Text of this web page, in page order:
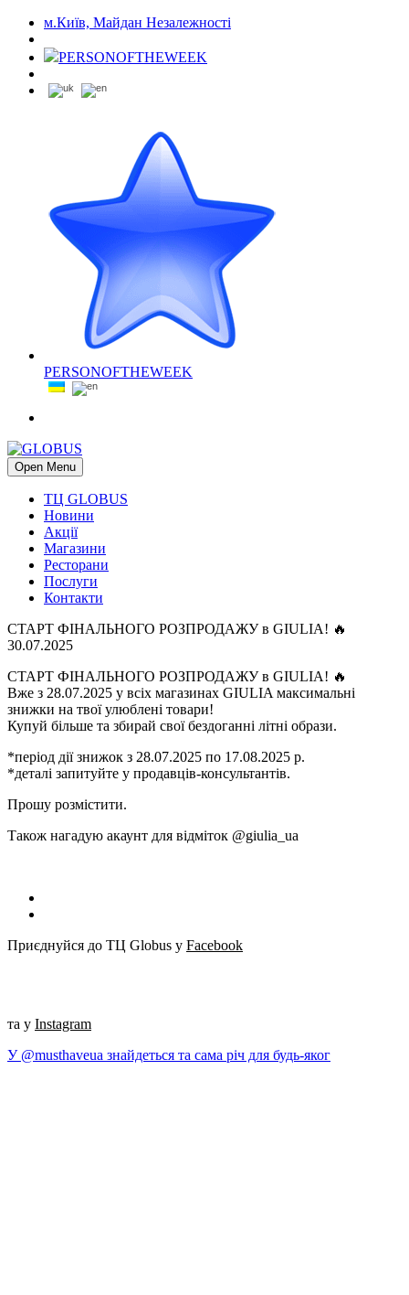
м.Київ, Майдан Незалежності
PERSONOFTHEWEEK
PERSONOFTHEWEEK
Open Menu
ТЦ GLOBUS
Новини
Акції
Магазини
Ресторани
Послуги
Контакти
СТАРТ ФІНАЛЬНОГО РОЗПРОДАЖУ в GIULIA! 🔥
30.07.2025
СТАРТ ФІНАЛЬНОГО РОЗПРОДАЖУ в GIULIA! 🔥
Вже з 28.07.2025 у всіх магазинах GIULIA максимальні
знижки на твої улюблені товари!
Купуй більше та збирай свої бездоганні літні образи.
*період дії знижок з 28.07.2025 по 17.08.2025 р.
*деталі запитуйте у продавців-консультантів.
Прошу розмістити.
Також нагадую акаунт для відміток @giulia_ua
Приєднуйся до ТЦ Globus у Facebook
та у Instagram
У @musthaveua знайдеться та сама річ для будь-яког